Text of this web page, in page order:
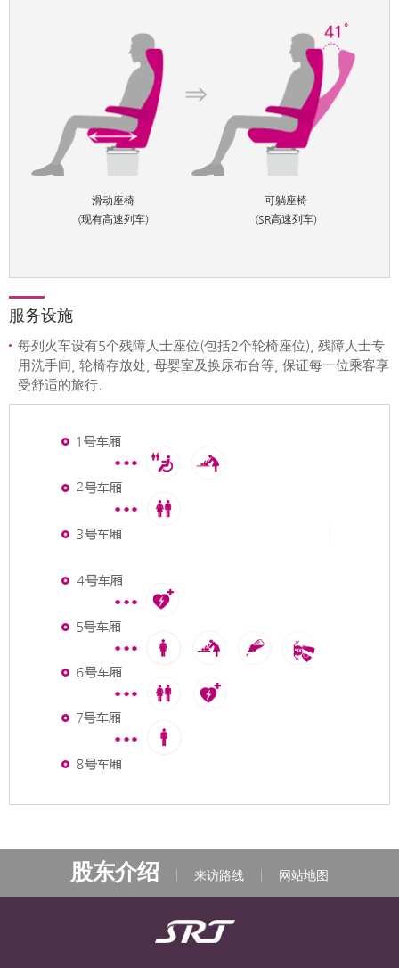
滑动座椅
(现有高速列车)
可躺座椅
(SR高速列车)
服务设施
每列火车设有5个残障人士座位(包括2个轮椅座位), 残障人士专
用洗手间, 轮椅存放处, 母婴室及换尿布台等, 保证每一位乘客享
受舒适的旅行.
股东介绍 来访路线 网站地图